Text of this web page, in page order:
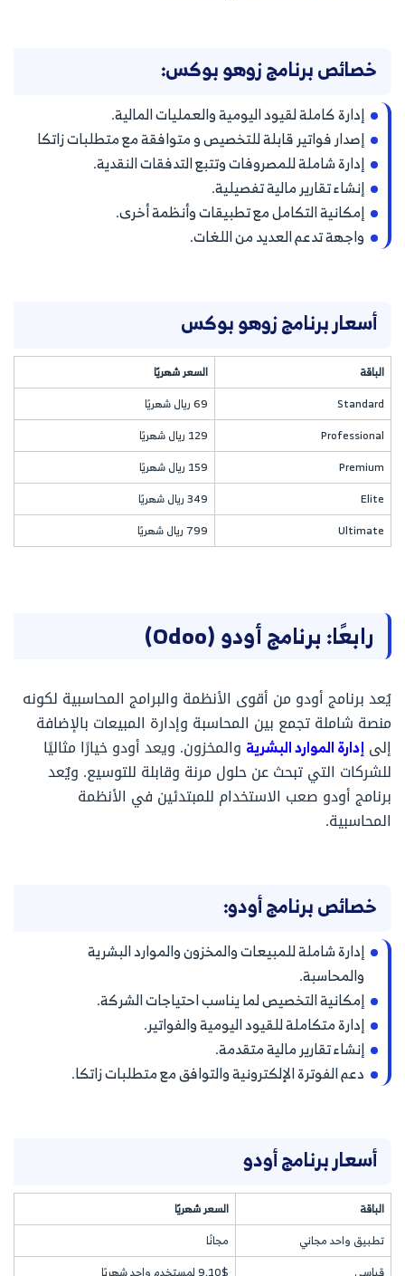
خصائص برنامج زوهو بوكس:
إدارة كاملة لقيود اليومية والعمليات المالية.
إصدار فواتير قابلة للتخصيص و متوافقة مع متطلبات زاتكا
إدارة شاملة للمصروفات وتتبع التدفقات النقدية.
إنشاء تقارير مالية تفصيلية.
إمكانية التكامل مع تطبيقات وأنظمة أخرى.
واجهة تدعم العديد من اللغات.
أسعار برنامج زوهو بوكس
الباقة
السعر شهريًا
Standard
69 ريال شهريًا
Professional
129 ريال شهريًا
Premium
159 ريال شهريًا
Elite
349 ريال شهريًا
Ultimate
799 ريال شهريًا
رابعًا: برنامج أودو (Odoo)
يُعد برنامج أودو من أقوى الأنظمة والبرامج المحاسبية لكونه
منصة شاملة تجمع بين المحاسبة وإدارة المبيعات بالإضافة
إلى إدارة الموارد البشرية والمخزون. ويعد أودو خيارًا مثاليًا
للشركات التي تبحث عن حلول مرنة وقابلة للتوسيع. ويٌعد
برنامج أودو صعب الاستخدام للمبتدئين في الأنظمة
المحاسبية.
خصائص برنامج أودو:
إدارة شاملة للمبيعات والمخزون والموارد البشرية
والمحاسبة.
إمكانية التخصيص لما يناسب احتياجات الشركة.
إدارة متكاملة للقيود اليومية والفواتير.
إنشاء تقارير مالية متقدمة.
دعم الفوترة الإلكترونية والتوافق مع متطلبات زاتكا.
أسعار برنامج أودو
الباقة
السعر شهريًا
تطبيق واحد مجاني
مجانًا
قياسي
9.10$ لمستخدم واحد شهريًا